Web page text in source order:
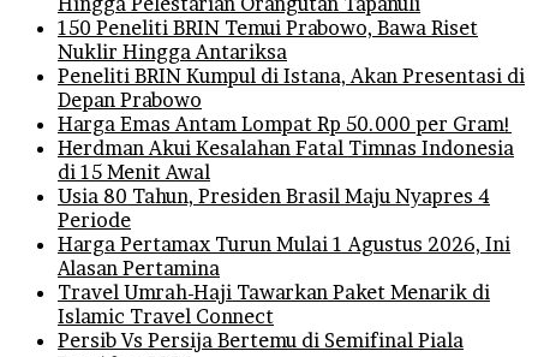
150 Peneliti BRIN Temui Prabowo, Bawa Riset
Nuklir Hingga Antariksa
Peneliti BRIN Kumpul di Istana, Akan Presentasi di
Depan Prabowo
Harga Emas Antam Lompat Rp 50.000 per Gram!
Herdman Akui Kesalahan Fatal Timnas Indonesia
di 15 Menit Awal
Usia 80 Tahun, Presiden Brasil Maju Nyapres 4
Periode
Harga Pertamax Turun Mulai 1 Agustus 2026, Ini
Alasan Pertamina
Travel Umrah-Haji Tawarkan Paket Menarik di
Islamic Travel Connect
Persib Vs Persija Bertemu di Semifinal Piala